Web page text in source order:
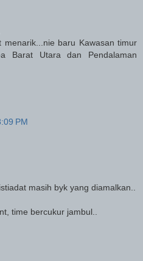
menarik...nie baru Kawasan timur
Barat Utara dan Pendalaman
PM
masih byk yang diamalkan..
time bercukur jambul..